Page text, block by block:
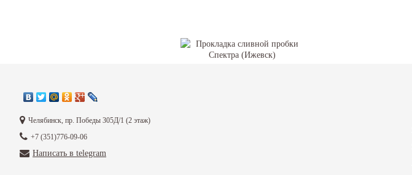
Челябинск, пр. Победы 305Д/1 (2 этаж)
+7 (351)776-09-06
Написать в telegram